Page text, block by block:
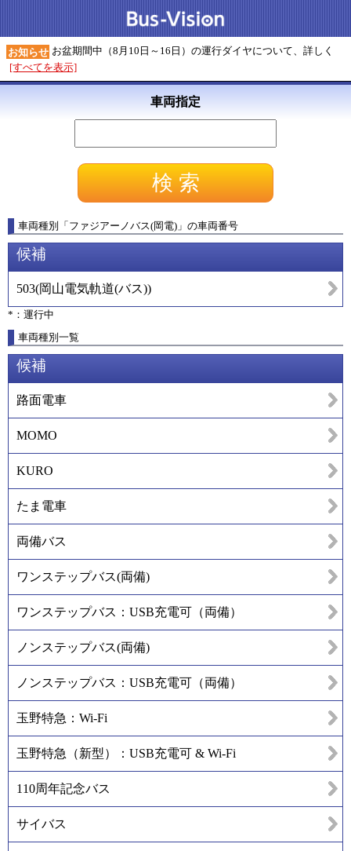
お知らせ お盆期間中（8月10日～16日）の運行ダイヤについて、詳しく
[すべてを表示]
車両指定
車両種別 「ファジアーノバス(岡電) 」 の車両番号
候補
503(岡山電気軌道(バス))
*：運行中
車両種別一覧
候補
路面電車
MOMO
KURO
たま電車
両備バス
ワンステップバス(両備)
ワンステップバス：USB充電可（両備）
ノンステップバス(両備)
ノンステップバス：USB充電可（両備）
玉野特急：Wi-Fi
玉野特急（新型）：USB充電可 & Wi-Fi
110周年記念バス
サイバス